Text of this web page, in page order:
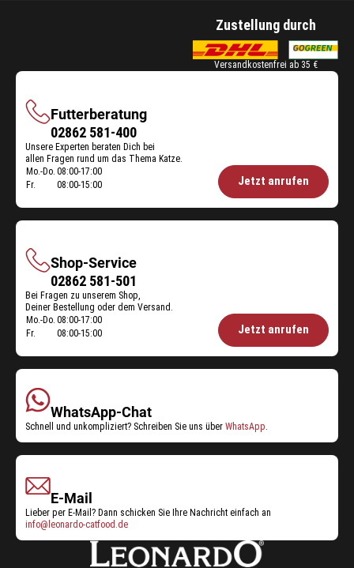
Zustellung durch
Versandkostenfrei ab 35 €
Futterberatung
Futterberatung
02862 581-400
Unsere Experten beraten Dich bei
allen Fragen rund um das Thema Katze.
Öffnungszeiten
Mo.-Do. 08:00-17:00
Fr.
08:00-15:00 Jetzt anrufen
Shop-Service
Shop-
Service
02862 581-501
Bei Fragen zu unserem Shop,
Deiner Bestellung oder dem Versand.
Öffnungszeiten
Mo.-Do. 08:00-17:00
Fr.
08:00-15:00 Jetzt anrufen
WhatsApp-Chat
Schnell und unkompliziert? Schreiben Sie uns über WhatsApp.
E-Mail
Lieber per E-Mail? Dann schicken Sie Ihre Nachricht einfach an
info@leonardo-catfood.de